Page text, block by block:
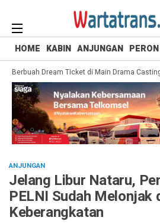
HOME KABIN ANJUNGAN PERON
Dream Ticket di Main Drama Casting
ANJUNGAN
Jelang Libur Nataru,
PELNI Sudah Melonjak
Keberangkatan